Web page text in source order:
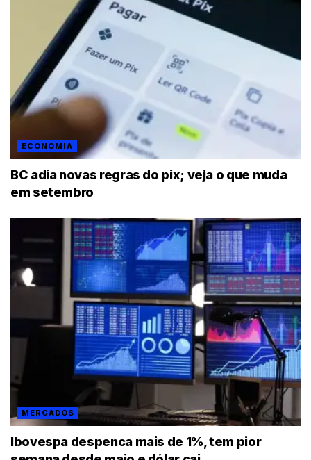
ECONOMIA
BC adia novas regras do pix; veja o que muda
em setembro
MERCADOS
Ibovespa despenca mais de 1%, tem pior